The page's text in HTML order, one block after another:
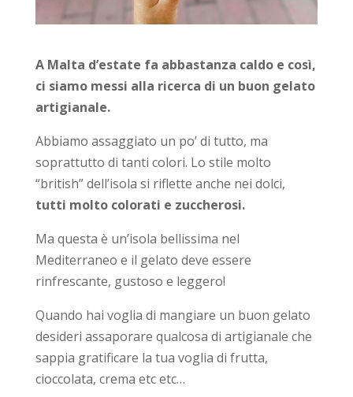
A Malta d’estate fa abbastanza caldo e così,
ci siamo messi alla ricerca di un buon gelato
artigianale.
Abbiamo assaggiato un po’ di tutto, ma
soprattutto di tanti colori. Lo stile molto
“british” dell’isola si riflette anche nei dolci,
tutti molto colorati e zuccherosi.
Ma questa è un’isola bellissima nel
Mediterraneo e il gelato deve essere
rinfrescante, gustoso e leggero!
Quando hai voglia di mangiare un buon gelato
desideri assaporare qualcosa di artigianale che
sappia gratificare la tua voglia di frutta,
cioccolata, crema etc etc…